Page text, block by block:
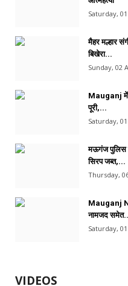
Saturday,
मैहर मल्हार
बिखेरा...
Sunday, 02
Mauganj में
पूरी,...
Saturday,
मऊगंज पुलिस
सिरप जब्त,...
Thursday,
Mauganj
नामजद
Saturday,
VIDEOS